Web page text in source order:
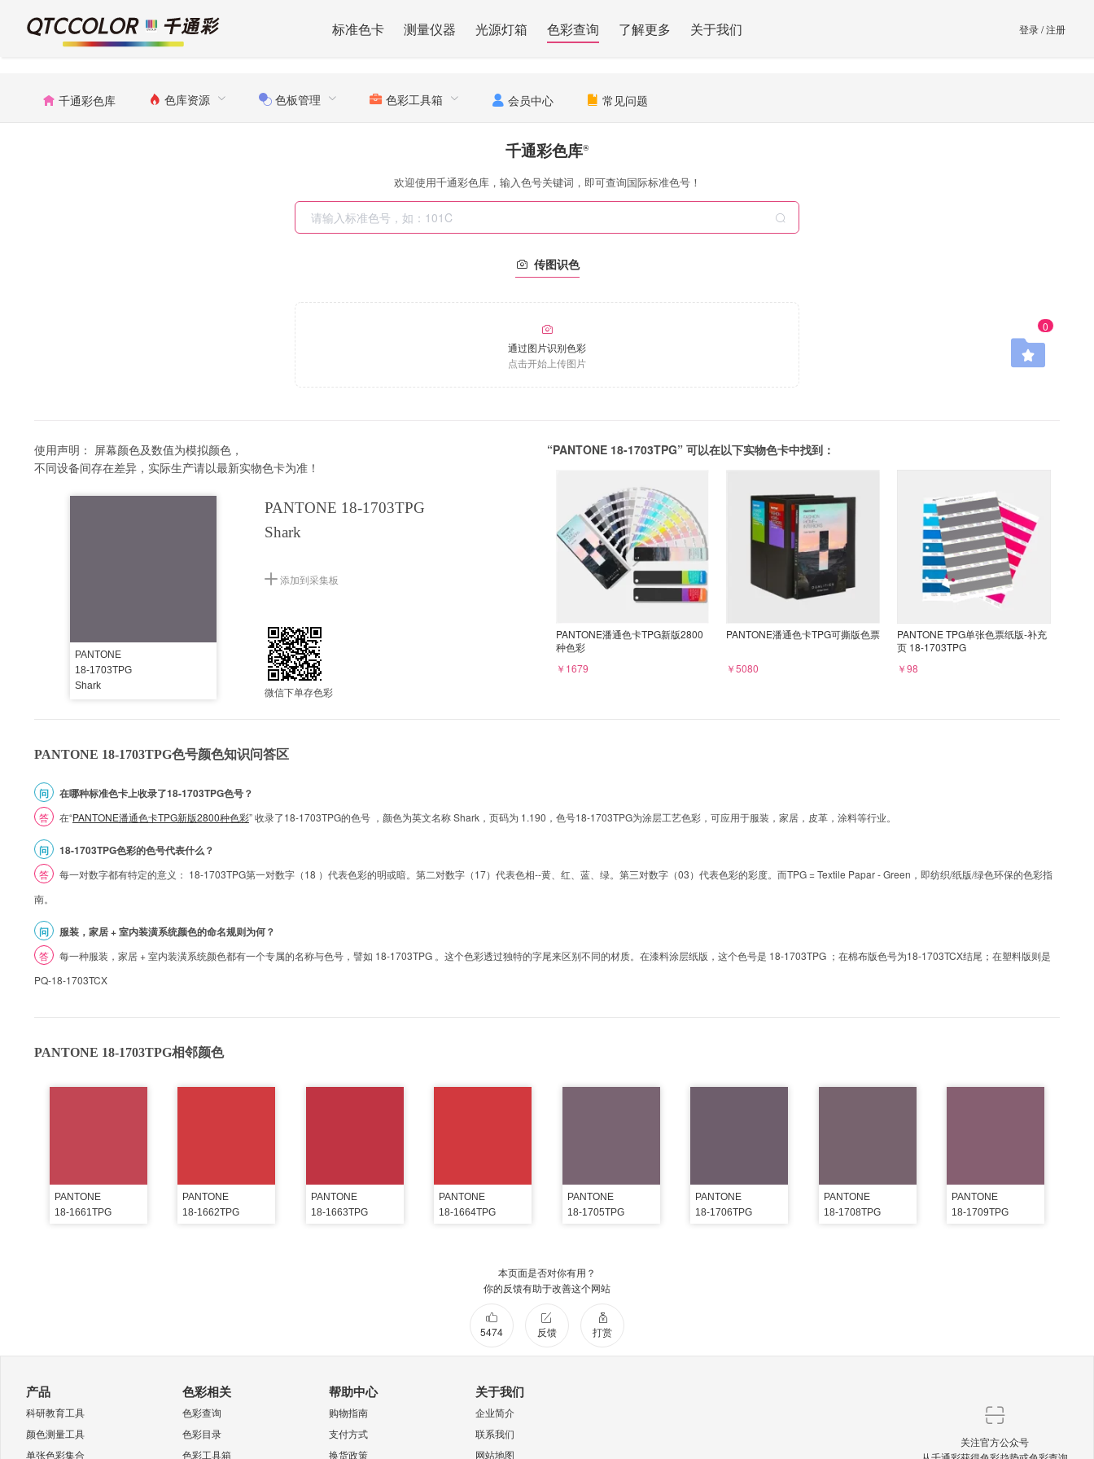
标准色卡 测量仪器 光源灯箱 色彩查询 了解更多 关于我们 登录/注册
千通彩色库 色库资源 色板管理 色彩工具箱 会员中心 常见问题
0
千通彩色库®
欢迎使用千通彩色库，输入色号关键词，即可查询国际标准色号！
传图识色
通过图片识别色彩
点击开始上传图片
使用声明： 屏幕颜色及数值为模拟颜色，
不同设备间存在差异，实际生产请以最新实物色卡为准！
PANTONE
18-1703TPG
Shark
PANTONE 18-1703TPG
Shark
添加到采集板
微信下单存色彩
“PANTONE 18-1703TPG” 可以在以下实物色卡中找到：
PANTONE潘通色卡TPG新版2800
种色彩
￥1679
PANTONE潘通色卡TPG可撕版色票
￥5080
PANTONE TPG单张色票纸版-补充
页 18-1703TPG
￥98
PANTONE 18-1703TPG色号颜色知识问答区
问 在哪种标准色卡上收录了18-1703TPG色号？
答 在“PANTONE潘通色卡TPG新版2800种色彩” 收录了18-1703TPG的色号 ，颜色为英文名称 Shark，页码为 1.190，色号18-1703TPG为涂层工艺色彩，可应用于服装，家居，皮革，涂料等行业。
问 18-1703TPG色彩的色号代表什么？
答
每一对数字都有特定的意义： 18-1703TPG第一对数字（18 ）代表色彩的明或暗。第二对数字（17）代表色相--黄、红、蓝、绿。第三对数字（03）代表色彩的彩度。而TPG = Textile Papar - Green，即纺织/纸版/绿色环保的色彩指
南。
问 服装，家居 + 室内装潢系统颜色的命名规则为何？
答
每一种服装，家居 + 室内装潢系统颜色都有一个专属的名称与色号，譬如 18-1703TPG 。这个色彩透过独特的字尾来区别不同的材质。在漆料涂层纸版，这个色号是 18-1703TPG ；在棉布版色号为18-1703TCX结尾；在塑料版则是
PQ-18-1703TCX
PANTONE 18-1703TPG相邻颜色
PANTONE
18-1661TPG
PANTONE
18-1662TPG
PANTONE
18-1663TPG
PANTONE
18-1664TPG
PANTONE
18-1705TPG
PANTONE
18-1706TPG
PANTONE
18-1708TPG
PANTONE
18-1709TPG
本页面是否对你有用？
你的反馈有助于改善这个网站
5474 反馈 打赏
产品
科研教育工具
颜色测量工具
单张色彩集合
色彩相关
色彩查询
色彩目录
色彩工具箱
帮助中心
购物指南
支付方式
换货政策
关于我们
企业简介
联系我们
网站地图
关注官方公众号